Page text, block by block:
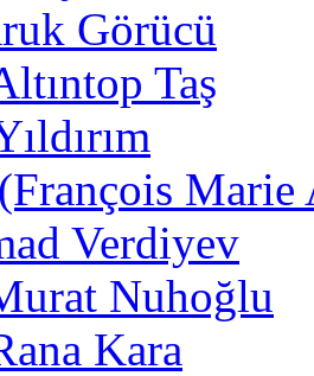
Görücü
Taş
Marie
Verdiyev
Nuhoğlu
Kara